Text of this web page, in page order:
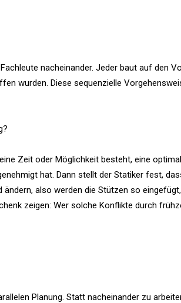
nacheinander. Jeder baut auf den
wurden. Diese sequenzielle
Zeit oder Möglichkeit besteht, eine
hat. Dann stellt der Statiker fest,
also werden die Stützen so
zeigen: Wer solche Konflikte durch
Planung. Statt nacheinander zu